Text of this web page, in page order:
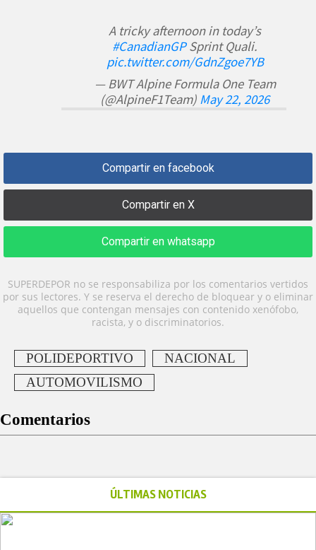
A tricky afternoon in today’s
#CanadianGPSprint Quali.
pic.twitter.com/GdnZgoe7YB
— BWT Alpine Formula One Team
(@AlpineF1Team) May 22, 2026
Compartir en facebook
Compartir en X
Compartir en whatsapp
SUPERDEPOR no se responsabiliza por los comentarios vertidos
por sus lectores. Y se reserva el derecho de bloquear y o eliminar
aquellos que contengan mensajes con contenido xenófobo,
racista, y o discriminatorios.
POLIDEPORTIVO
NACIONAL
AUTOMOVILISMO
Comentarios
ÚLTIMAS NOTICIAS